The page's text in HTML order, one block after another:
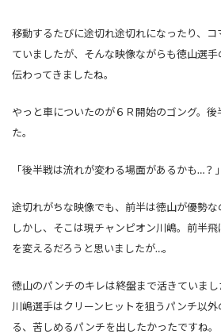
移動するたびに途切れ途切れになったり、
ていましたが、そんな映像ながらも徳山選
伝わってきましたね。
やっと車についたのが６Ｒ開始のゴング。
た。
「後半戦は流れが変わる場面があるかも…？」
途切れがちな映像でも、前半は徳山が優勢な
しかし、そこは現チャンピオン川嶋。前半
を変えるだろうと思いましたが…。
徳山のパンチのキレは終盤まで活きていまし
川嶋選手はクリーンヒットを狙うパンチ以
る、苦しめるパンチを出したかったですね。